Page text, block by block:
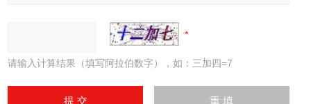
请输入计算结果（填写阿拉伯数字），如：三加四=7